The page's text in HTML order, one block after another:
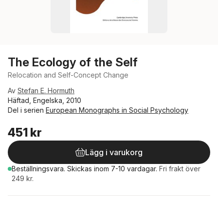
The Ecology of the Self
Relocation and Self-Concept Change
Av Stefan E. Hormuth
Häftad, Engelska, 2010
Del i serien European Monographs in Social Psychology
451 kr
Lägg i varukorg
Beställningsvara. Skickas inom 7-10 vardagar. Fri frakt över
249 kr.